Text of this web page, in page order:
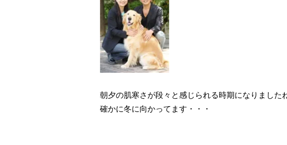
朝夕の肌寒さが段々と感じられる時期になりました
確かに冬に向かってます・・・